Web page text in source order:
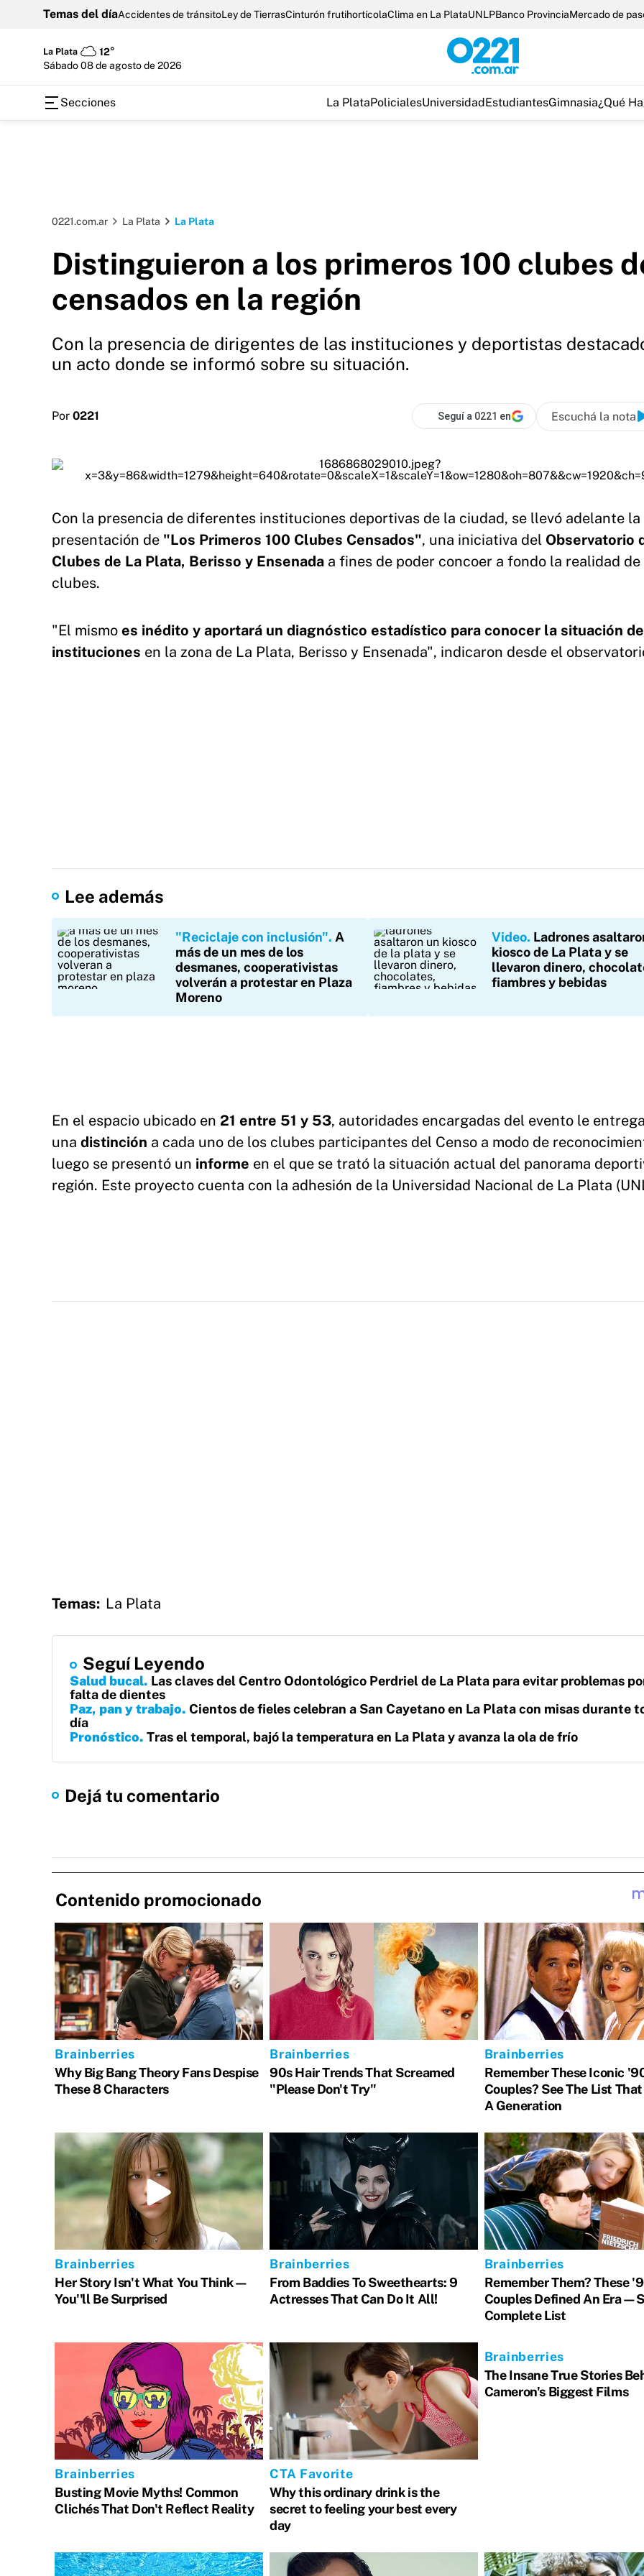
Temas del díaAccidentes de tránsitoLey de TierrasCinturón frutihortícolaClima en La PlataUNLPBanco ProvinciaMercado de
La Plata
12°
sábado 08 de agosto de 2026
Secciones La PlataPolicialesUniversidadEstudiantesGimnasia¿Qué
0221.com.ar La Plata La Plata
Distinguieron a los primeros 100 clubes
censados en la región
Con la presencia de dirigentes de las instituciones y deportistas
un acto donde se informó sobre su situación.
Por 0221 Seguí a 0221 en Escuchá la nota
Con la presencia de diferentes instituciones deportivas de la ciudad, se llevó adelante la
presentación de "Los Primeros 100 Clubes Censados", una iniciativa del Observatorio
Clubes de La Plata, Berisso y Ensenada a fines de poder concoer a fondo la realidad de
clubes.
"El mismo es inédito y aportará un diagnóstico estadístico para conocer la situación
instituciones en la zona de La Plata, Berisso y Ensenada", indicaron desde el
Lee además
"Reciclaje con inclusión" A
más de un mes de los
desmanes, cooperativistas
volverán a protestar en Plaza
Moreno
Video Ladrones
kiosco de La Plata y se
llevaron dinero,
fiambres y bebidas
En el espacio ubicado en 21 entre 51 y 53, autoridades encargadas del evento le
una distinción a cada uno de los clubes participantes del Censo a modo de
luego se presentó un informe en el que se trató la situación actual del panorama
región. Este proyecto cuenta con la adhesión de la Universidad Nacional de La Plata
Temas: La Plata
Seguí Leyendo
Salud bucal Las claves del Centro Odontológico Perdriel de La Plata para evitar problemas
falta de dientes
Paz, pan y trabajo Cientos de fieles celebran a San Cayetano en La Plata con misas durante
día
Pronóstico Tras el temporal, bajó la temperatura en La Plata y avanza la ola de frío
Dejá tu comentario